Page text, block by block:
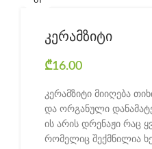
კერამზიტი
₾16.00
კერამზიტი მიიღება
და ორგანული
ის არის დრენაჟი რაც
რომელიც შექმნილია